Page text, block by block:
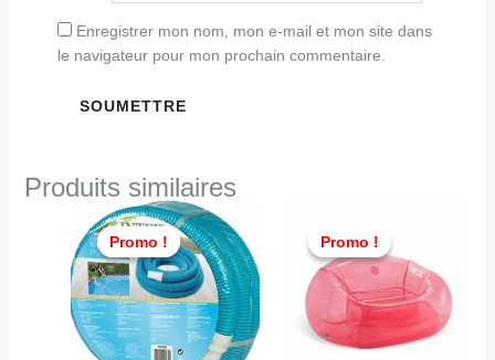
Enregistrer mon nom, mon e-mail et mon site dans
le navigateur pour mon prochain commentaire.
Produits similaires
Promo !
Promo !
Le
prix
initial
était :
TND
199,000.
est :
TND
129,000.
Promo !
Promo !initial
était :
TND
159,000.